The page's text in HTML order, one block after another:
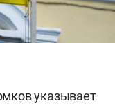
указывает